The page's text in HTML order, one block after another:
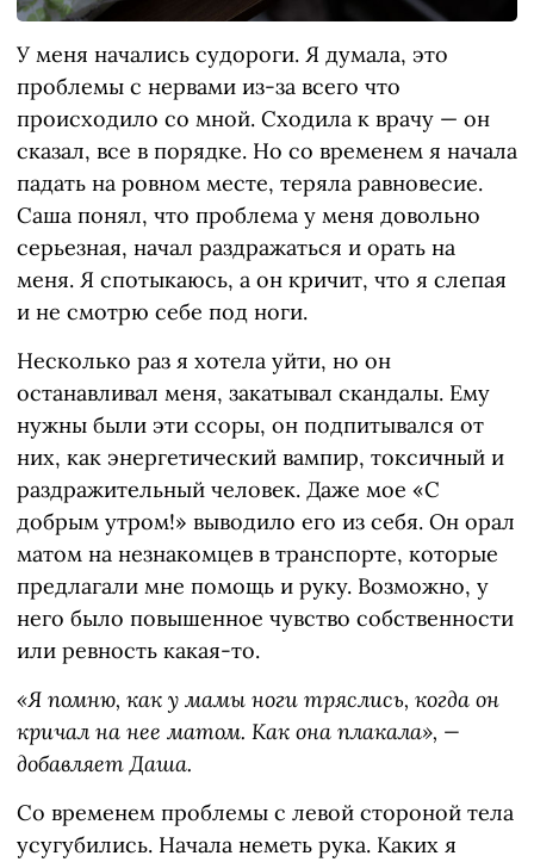
У меня начались судороги. Я думала, это
проблемы с нервами из-за всего что
происходило со мной. Сходила к врачу — он
сказал, все в порядке. Но со временем я начала
падать на ровном месте, теряла равновесие.
Саша понял, что проблема у меня довольно
серьезная, начал раздражаться и орать на
меня. Я спотыкаюсь, а он кричит, что я слепая
и не смотрю себе под ноги.
Несколько раз я хотела уйти, но он
останавливал меня, закатывал скандалы. Ему
нужны были эти ссоры, он подпитывался от
них, как энергетический вампир, токсичный и
раздражительный человек. Даже мое «С
добрым утром!» выводило его из себя. Он орал
матом на незнакомцев в транспорте, которые
предлагали мне помощь и руку. Возможно, у
него было повышенное чувство собственности
или ревность какая-то.
«Я помню, как у мамы ноги тряслись, когда он
кричал на нее матом. Как она плакала», —
добавляет Даша.
Со временем проблемы с левой стороной тела
усугубились. Начала неметь рука. Каких я